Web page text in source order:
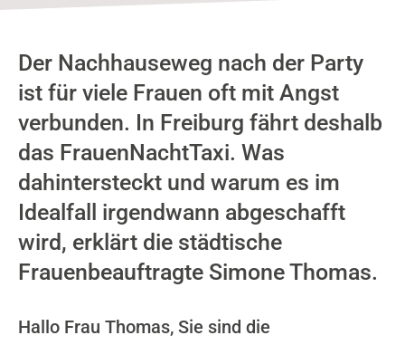
Der Nachhauseweg nach der Party
ist für viele Frauen oft mit Angst
verbunden. In Freiburg fährt deshalb
das FrauenNachtTaxi. Was
dahintersteckt und warum es im
Idealfall irgendwann abgeschafft
wird, erklärt die städtische
Frauenbeauftragte Simone Thomas.
Hallo Frau Thomas, Sie sind die